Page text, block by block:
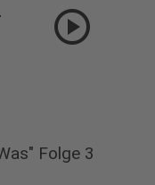
play_circle
Folge 3